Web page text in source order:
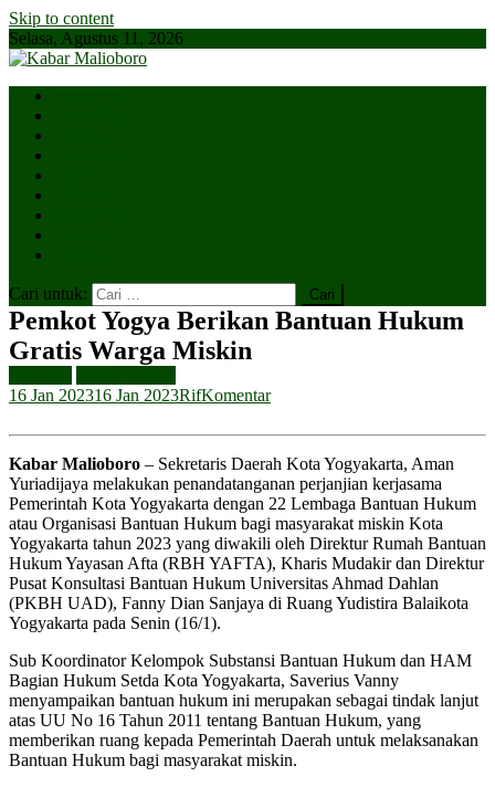
Skip to content
Selasa, Agustus 11, 2026
Cari untuk:
Pemkot Yogya Berikan Bantuan Hukum
Gratis Warga Miskin
16 Jan 202316 Jan 2023RifKomentar
Kabar Malioboro – Sekretaris Daerah Kota Yogyakarta, Aman
Yuriadijaya melakukan penandatanganan perjanjian kerjasama
Pemerintah Kota Yogyakarta dengan 22 Lembaga Bantuan Hukum
atau Organisasi Bantuan Hukum bagi masyarakat miskin Kota
Yogyakarta tahun 2023 yang diwakili oleh Direktur Rumah Bantuan
Hukum Yayasan Afta (RBH YAFTA), Kharis Mudakir dan Direktur
Pusat Konsultasi Bantuan Hukum Universitas Ahmad Dahlan
(PKBH UAD), Fanny Dian Sanjaya di Ruang Yudistira Balaikota
Yogyakarta pada Senin (16/1).
Sub Koordinator Kelompok Substansi Bantuan Hukum dan HAM
Bagian Hukum Setda Kota Yogyakarta, Saverius Vanny
menyampaikan bantuan hukum ini merupakan sebagai tindak lanjut
atas UU No 16 Tahun 2011 tentang Bantuan Hukum, yang
memberikan ruang kepada Pemerintah Daerah untuk melaksanakan
Bantuan Hukum bagi masyarakat miskin.